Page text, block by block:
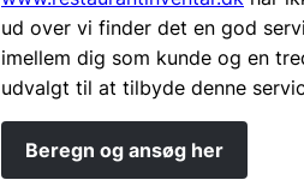
ud over vi finder det en god
imellem dig som kunde og en
udvalgt til at tilbyde denne
Beregn og ansøg her